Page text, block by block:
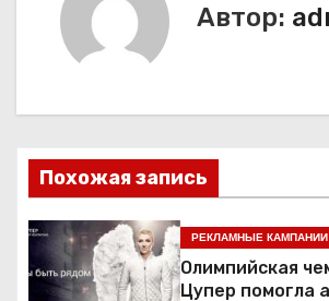
ц
и
я
п
Автор:
Похожая запись
РЕКЛАМНЫЕ КАМПАНИИ
Олимпийская
Цупер помогла